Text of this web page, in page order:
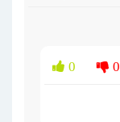
0 0